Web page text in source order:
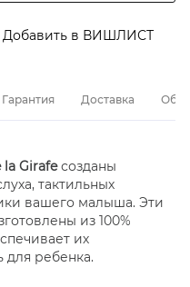
Добавить в ВИШЛИСТ
Гарантия Доставка
la Girafeсозданы
тактильных
вашего малыша. Эти
из 100%
их
для ребенка.